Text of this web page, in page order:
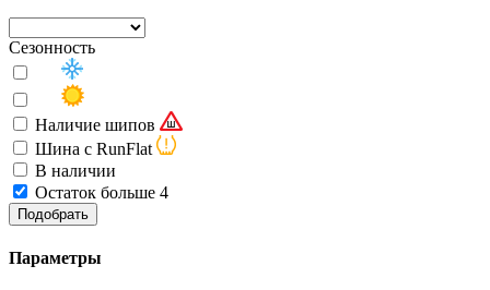
Сезонность
Наличие шипов
Шина с RunFlat
В наличии
Остаток больше 4
Подобрать
Параметры